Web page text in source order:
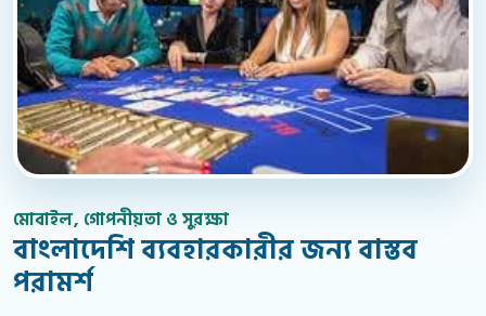
মোবাইল, গোপনীয়তা ও সুরক্ষা
বাংলাদেশি ব্যবহারকারীর জন্য বাস্তব
পরামর্শ